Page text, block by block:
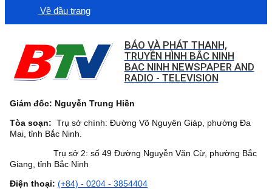
Về đầu trang
BÁO VÀ PHÁT THANH,
TRUYỀN HÌNH BẮC NINH
BAC NINH NEWSPAPER AND
RADIO - TELEVISION
Giám đốc: Nguyễn Trung Hiền
Tòa soạn: Trụ sở chính: Đường Võ Nguyên Giáp, phường Đa
Mai, tỉnh Bắc Ninh.
Trụ sở 2: số 49 Đường Nguyễn Văn Cừ, phường Bắc
Giang, tỉnh Bắc Ninh
Điện thoại: (+84) - 0204 - 3854404